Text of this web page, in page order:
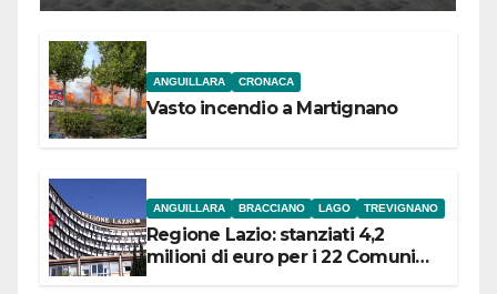
ANGUILLARA CRONACA
Vasto incendio a Martignano
ANGUILLARA BRACCIANO LAGO TREVIGNANO
Regione Lazio: stanziati 4,2
milioni di euro per i 22 Comuni